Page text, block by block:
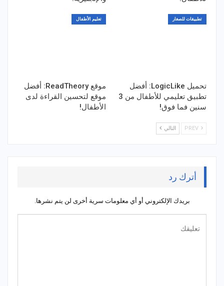
تطبيقات للصغار
تحميل LogicLike: أفضل
تطبيق تعليمي للأطفال من 3
سنين فما فوق!
تعليم الأطفال
موقع ReadTheory: أفضل
موقع لتحسين القراءة لدى
الأطفال!
التالي
أترك رد
بريدك الإلكتروني أو أي معلومات سرية أخرى لن يتم نشرها.